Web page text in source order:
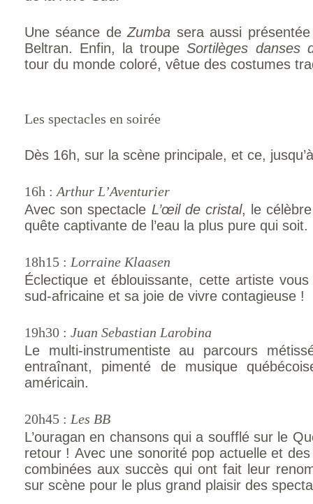
Une séance deZumba sera aussi
Beltran. Enfin, la troupeSortilèges danses
tour du monde coloré, vêtue des costumes
Les spectacles en soirée
Dès 16h, sur la scène principale, et ce,
16h : Arthur L’Aventurier
Avec son spectacle L’œil de cristal, le
quête captivante de l’eau la plus pure qui soit.
18h15 : Lorraine Klaasen
Éclectique et éblouissante, cette artiste
sud-africaine et sa joie de vivre contagieuse !
19h30 : Juan Sebastian Larobina
Le multi-instrumentiste au parcours
entraînant, pimenté de musique
américain.
20h45 : Les BB
L’ouragan en chansons qui a soufflé sur le
retour ! Avec une sonorité pop actuelle et
com­binées aux succès qui ont fait leur
sur scène pour le plus grand plaisir des